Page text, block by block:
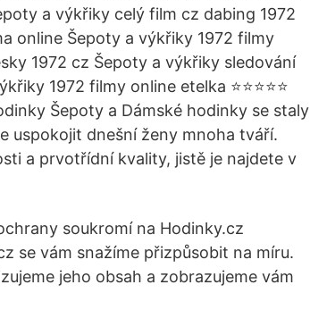
a výkřiky celý film cz dabing 1972
online Šepoty a výkřiky 1972 filmy
1972 cz Šepoty a výkřiky sledování
1972 filmy online etelka ⭐⭐⭐⭐⭐
Šepoty a Dámské hodinky se staly
uspokojit dnešní ženy mnoha tváří.
a prvotřídní kvality, jistě je najdete v
soukromí na Hodinky.cz
se vám snažíme přizpůsobit na míru.
jeho obsah a zobrazujeme vám